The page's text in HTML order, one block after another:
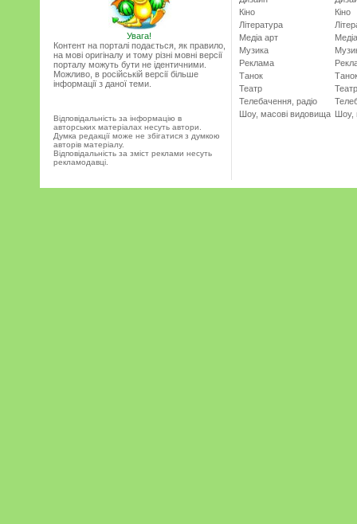
Увага!
Контент на порталі подається, як правило,
на мові оригіналу и тому різні мовні версії
порталу можуть бути не ідентичними.
Можливо, в російській версії більше
інформації з даної теми.
Відповідальність за інформацію в
авторських матеріалах несуть автори.
Думка редакції може не збігатися з думкою
авторів матеріалу.
Відповідальність за зміст реклами несуть
рекламодавці.
Кіно
Література
Медіа арт
Музика
Реклама
Танок
Театр
Телебачення, радіо
Шоу, масові видовища
Кіно
Театр
Шоу,